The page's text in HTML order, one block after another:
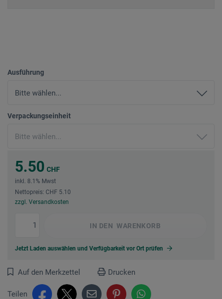
Ausführung
Verpackungseinheit
5.50 CHF
inkl. 8.1% Mwst
Nettopreis: CHF 5.10
zzgl. Versandkosten
IN DEN WARENKORB
Jetzt Laden auswählen und Verfügbarkeit vor Ort prüfen
Auf den Merkzettel Drucken
Teilen